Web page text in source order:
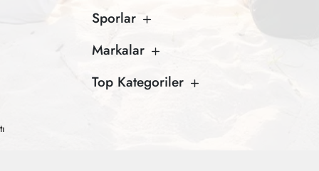
Sporlar
Markalar
Top Kategoriler